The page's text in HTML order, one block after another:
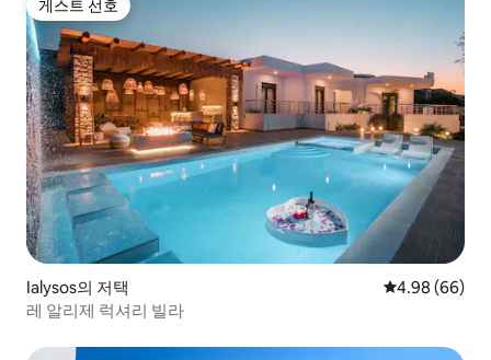
게스트 선호
게스트 선호
Ialysos의 저택 평점 4.98점(5
4.98 (66)
레 알리제 럭셔리 빌라